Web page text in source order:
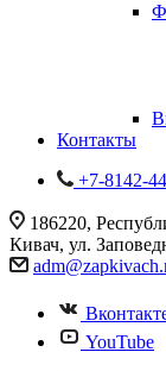
Контакты
+7-8142-
186220,
Кивач, ул.
YouTube